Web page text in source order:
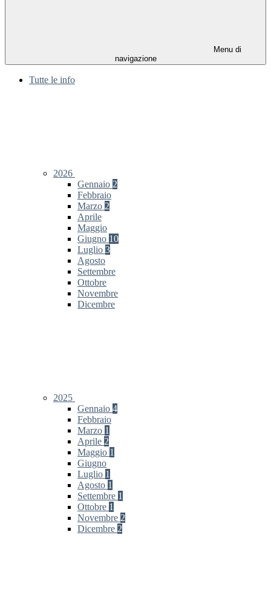
Menu di
navigazione
Tutte le info
2026
Gennaio 2
Febbraio
Marzo 2
Aprile
Maggio
Giugno 10
Luglio 3
Agosto
Settembre
Ottobre
Novembre
Dicembre
2025
Gennaio 4
Febbraio
Marzo 1
Aprile 2
Maggio 1
Giugno
Luglio 1
Agosto 1
Settembre 1
Ottobre 1
Novembre 2
Dicembre 2